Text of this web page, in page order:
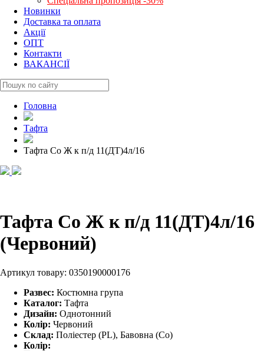
Новинки
Доставка та оплата
Акції
ОПТ
Контакти
ВАКАНСІЇ
Головна
Тафта
Тафта Со Ж к п/д 11(ДТ)4л/16
Тафта Со Ж к п/д 11(ДТ)4л/16
(Червоний)
Артикул товару: 0350190000176
Развес: Костюмна група
Каталог: Тафта
Дизайн: Однотонний
Колір: Червоний
Склад: Поліестер (PL), Бавовна (Co)
Колір: